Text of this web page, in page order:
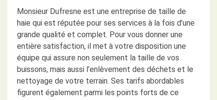
Monsieur Dufresne est une entreprise de taille de
haie qui est réputée pour ses services à la fois d’une
grande qualité et complet. Pour vous donner une
entière satisfaction, il met à votre disposition une
équipe qui assure non seulement la taille de vos
buissons, mais aussi l’enlèvement des déchets et le
nettoyage de votre terrain. Ses tarifs abordables
figurent également parmi les points forts de ce